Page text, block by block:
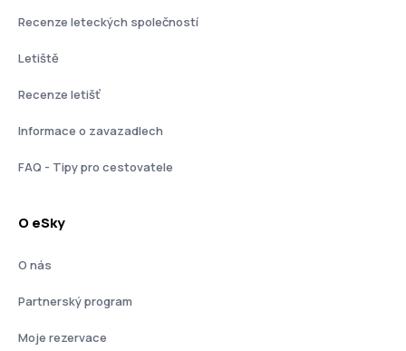
Recenze leteckých společností
Letiště
Recenze letišť
Informace o zavazadlech
FAQ - Tipy pro cestovatele
O eSky
O nás
Partnerský program
Moje rezervace